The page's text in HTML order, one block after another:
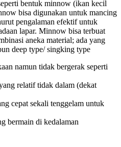
bentuk minnow (ikan kecil
bisa digunakan untuk mancing
pengalaman efektif untuk
lapar. Minnow bisa terbuat
aneka material; ada yang
deep type/ singking type
namun tidak bergerak seperti
relatif tidak dalam (dekat
cepat sekali tenggelam untuk
bermain di kedalaman